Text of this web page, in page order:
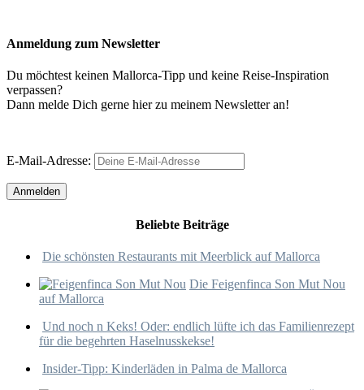
Anmeldung zum Newsletter
Du möchtest keinen Mallorca-Tipp und keine Reise-Inspiration
verpassen?
Dann melde Dich gerne hier zu meinem Newsletter an!
E-Mail-Adresse:
Beliebte Beiträge
Die schönsten Restaurants mit Meerblick auf Mallorca
Die Feigenfinca Son Mut Nou
auf Mallorca
Und noch n Keks! Oder: endlich lüfte ich das Familienrezept
für die begehrten Haselnusskekse!
Insider-Tipp: Kinderläden in Palma de Mallorca